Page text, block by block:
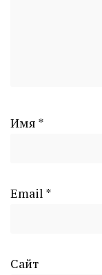
Имя *
Email *
Сайт